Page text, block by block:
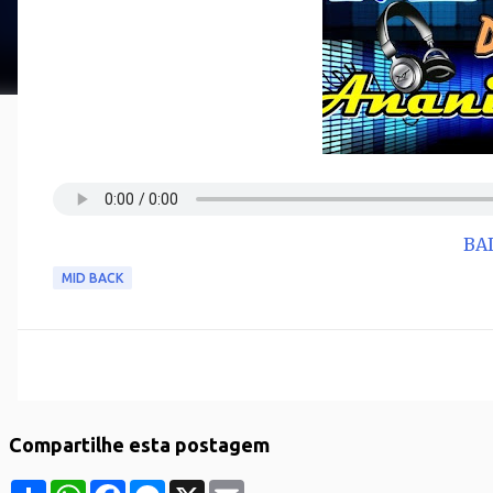
MID BACK
Compartilhe esta postagem
S W F M X